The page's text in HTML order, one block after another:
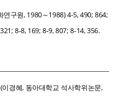
연구원, 1980～1988) 4-5, 490; 864;
8-8, 169; 8-9, 807; 8-14, 356.
경혜, 동아대학교 석사학위논문,